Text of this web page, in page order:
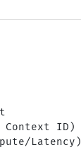
Context ID)
Latency)